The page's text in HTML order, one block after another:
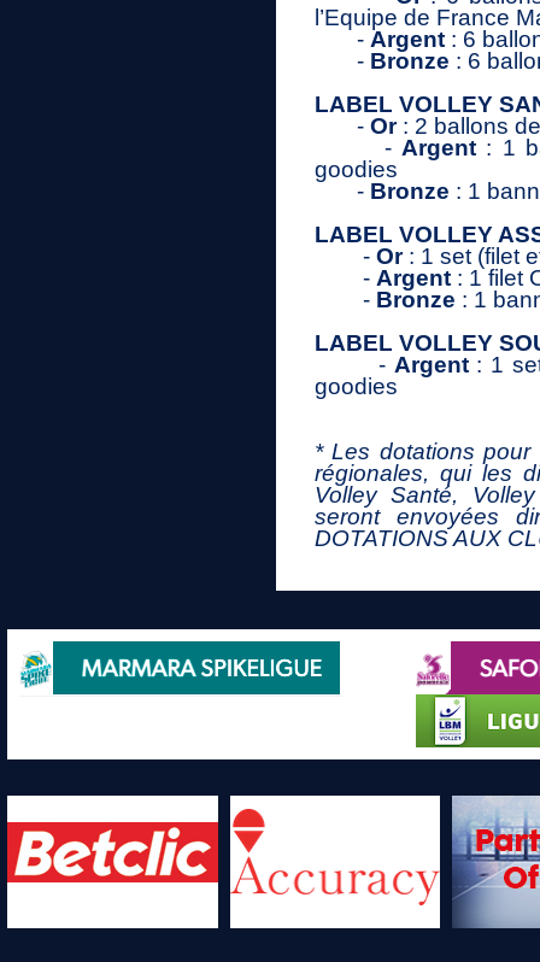
l’Equipe de France
- Argent : 6
- Bronze : 6
LABEL VOLLEY
- Or : 2 ballons
- Argent : 1
goodies
- Bronze : 1
LABEL VOLLEY
- Or : 1 set (filet
- Argent : 1 filet
- Bronze : 1
LABEL VOLLEY
- Argent: 1 set
goodies
* Les dotations
régionales, qui les
Volley Santé,
seront envoyées
DOTATIONS AUX